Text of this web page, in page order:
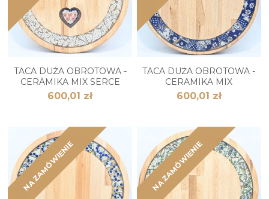
TACA DUŻA OBROTOWA -
CERAMIKA MIX SERCE
600,01 zł
TACA DUŻA OBROTOWA -
CERAMIKA MIX
600,01 zł
NA ZAMÓWIENIE NA ZAMÓWIENIE